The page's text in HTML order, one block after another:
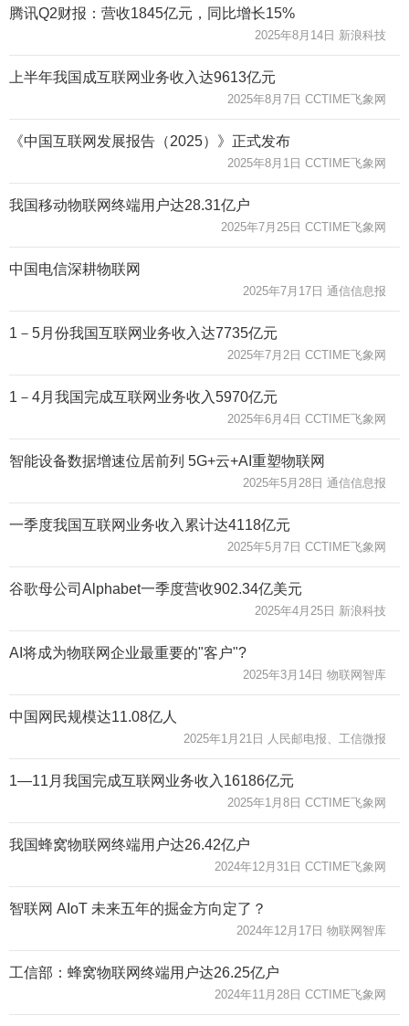
腾讯Q2财报：营收1845亿元，同比增长15%
2025年8月14日 新浪科技
上半年我国成互联网业务收入达9613亿元
2025年8月7日 CCTIME飞象网
《中国互联网发展报告（2025）》正式发布
2025年8月1日 CCTIME飞象网
我国移动物联网终端用户达28.31亿户
2025年7月25日 CCTIME飞象网
中国电信深耕物联网
2025年7月17日 通信信息报
1－5月份我国互联网业务收入达7735亿元
2025年7月2日 CCTIME飞象网
1－4月我国完成互联网业务收入5970亿元
2025年6月4日 CCTIME飞象网
智能设备数据增速位居前列 5G+云+AI重塑物联网
2025年5月28日 通信信息报
一季度我国互联网业务收入累计达4118亿元
2025年5月7日 CCTIME飞象网
谷歌母公司Alphabet一季度营收902.34亿美元
2025年4月25日 新浪科技
AI将成为物联网企业最重要的"客户"?
2025年3月14日 物联网智库
中国网民规模达11.08亿人
2025年1月21日 人民邮电报、工信微报
1—11月我国完成互联网业务收入16186亿元
2025年1月8日 CCTIME飞象网
我国蜂窝物联网终端用户达26.42亿户
2024年12月31日 CCTIME飞象网
智联网 AIoT 未来五年的掘金方向定了？
2024年12月17日 物联网智库
工信部：蜂窝物联网终端用户达26.25亿户
2024年11月28日 CCTIME飞象网